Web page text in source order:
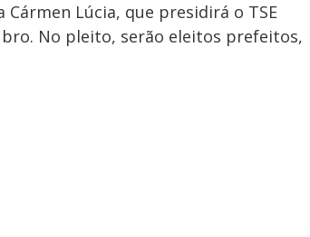
Lúcia, que presidirá o TSE
No pleito, serão eleitos prefeitos,